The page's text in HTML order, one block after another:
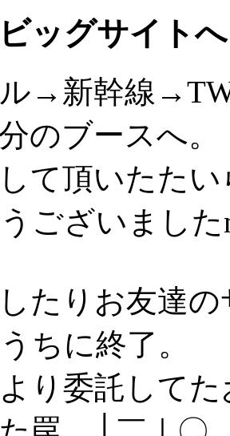
ッグサイトへ
→新幹線
のブースへ。
て頂いたた
ございました
たりお友達
ちに終了。
り委託してた